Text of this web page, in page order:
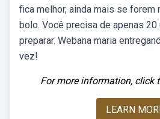
fica melhor, ainda mais se
bolo. Você precisa de apenas 20
preparar. Webana maria
vez!
For more information, click
LEARN